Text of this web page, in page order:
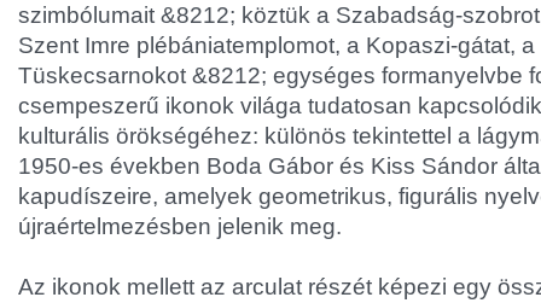
szimbólumait &8212; köztük a Szabadság-
Szent Imre plébániatemplomot, a Kopaszi-gátat,
Tüskecsarnokot &8212; egységes formanyelvbe
csempeszerű ikonok világa tudatosan
kulturális örökségéhez: különös tekintettel a
1950-es években Boda Gábor és Kiss Sándor
kapudíszeire, amelyek geometrikus, figurális
újraértelmezésben jelenik meg.
Az ikonok mellett az arculat részét képezi egy